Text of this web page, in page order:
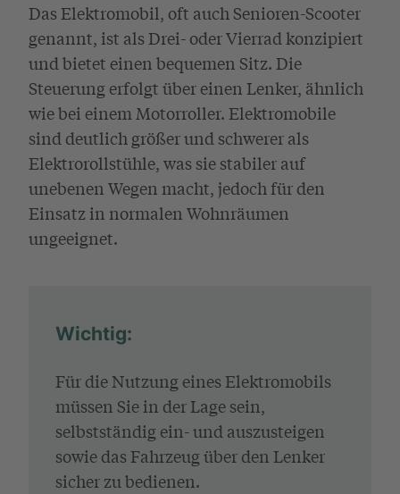
Das Elektromobil, oft auch Senioren-Scooter
genannt, ist als Drei- oder Vierrad konzipiert
und bietet einen bequemen Sitz. Die
Steuerung erfolgt über einen Lenker, ähnlich
wie bei einem Motorroller. Elektromobile
sind deutlich größer und schwerer als
Elektrorollstühle, was sie stabiler auf
unebenen Wegen macht, jedoch für den
Einsatz in normalen Wohnräumen
ungeeignet.
Wichtig:
Für die Nutzung eines Elektromobils
müssen Sie in der Lage sein,
selbstständig ein- und auszusteigen
sowie das Fahrzeug über den Lenker
sicher zu bedienen.